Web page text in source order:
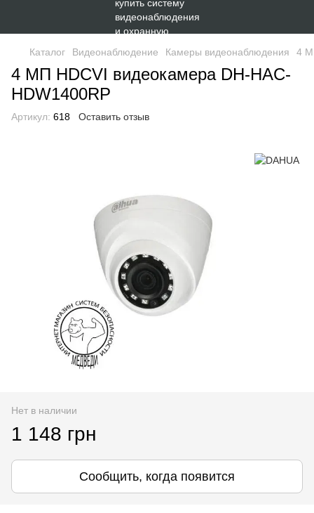
Каталог Видеонаблюдение Камеры видеонаблюдения 4
4 МП HDCVI видеокамера DH-HAC-
HDW1400RP
Артикул: 618 Оставить отзыв
Нет в наличии
1 148 грн
Сообщить, когда появится